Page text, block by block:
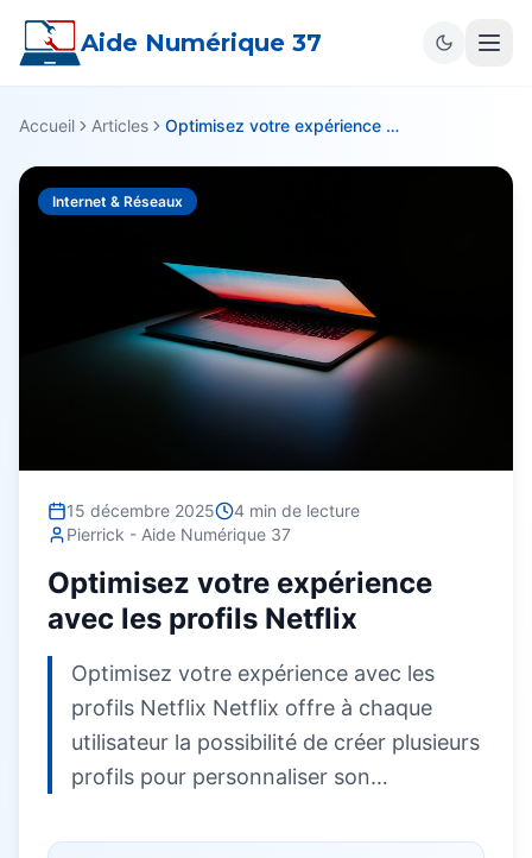
Aide Numérique 37
Accueil Articles Optimisez votre expérience avec les profils Netflix
Internet & Réseaux
15 décembre 2025 4 min de lecture
Pierrick - Aide Numérique 37
Optimisez votre expérience
avec les profils Netflix
Optimisez votre expérience avec les
profils Netflix Netflix offre à chaque
utilisateur la possibilité de créer plusieurs
profils pour personnaliser son…